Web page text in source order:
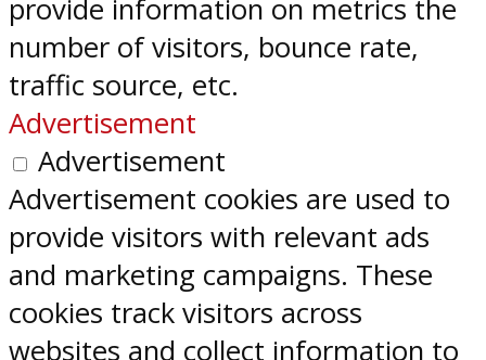
provide information on metrics the
number of visitors, bounce rate,
traffic source, etc.
Advertisement
Advertisement
Advertisement cookies are used to
provide visitors with relevant ads
and marketing campaigns. These
cookies track visitors across
websites and collect information to